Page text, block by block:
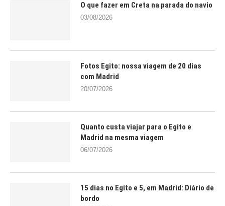
O que fazer em Creta na parada do navio
03/08/2026
Fotos Egito: nossa viagem de 20 dias
com Madrid
20/07/2026
Quanto custa viajar para o Egito e
Madrid na mesma viagem
06/07/2026
15 dias no Egito e 5, em Madrid: Diário de
bordo